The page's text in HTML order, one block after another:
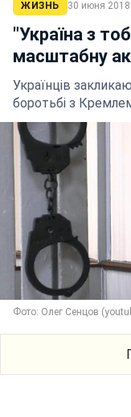
ЖИЗНЬ 30 июня 2018
"Україна з
масштабну
Українців
боротьбі з
Фото: Олег Сенцов